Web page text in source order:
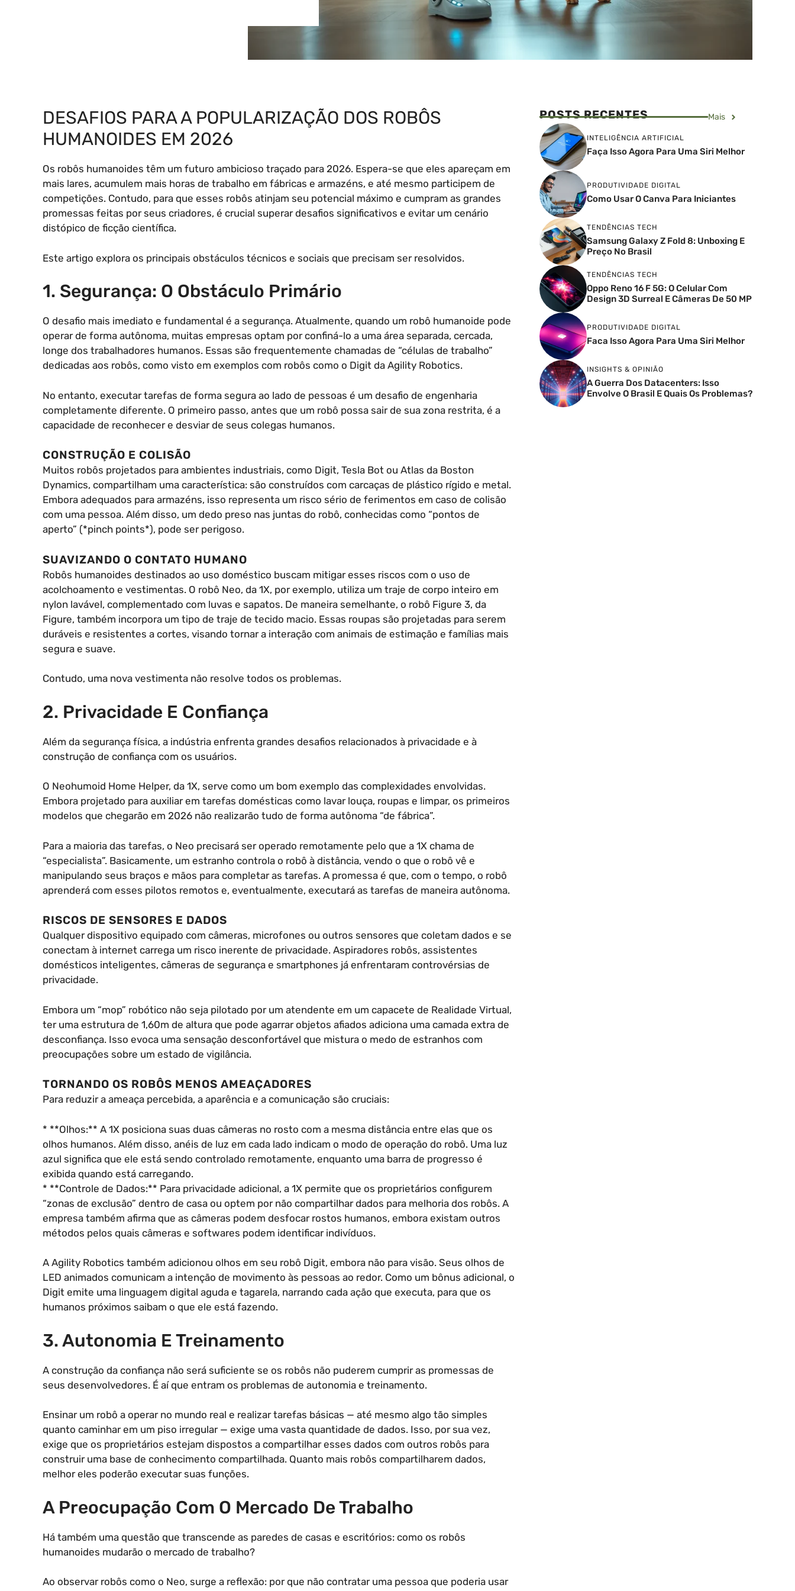
DESAFIOS PARA A POPULARIZAÇÃO DOS ROBÔS
HUMANOIDES EM 2026
Os robôs humanoides têm um futuro ambicioso traçado para 2026. Espera-se que eles apareçam em
mais lares, acumulem mais horas de trabalho em fábricas e armazéns, e até mesmo participem de
competições. Contudo, para que esses robôs atinjam seu potencial máximo e cumpram as grandes
promessas feitas por seus criadores, é crucial superar desafios significativos e evitar um cenário
distópico de ficção científica.
Este artigo explora os principais obstáculos técnicos e sociais que precisam ser resolvidos.
1. Segurança: O Obstáculo Primário
O desafio mais imediato e fundamental é a segurança. Atualmente, quando um robô humanoide pode
operar de forma autônoma, muitas empresas optam por confiná-lo a uma área separada, cercada,
longe dos trabalhadores humanos. Essas são frequentemente chamadas de “células de trabalho”
dedicadas aos robôs, como visto em exemplos com robôs como o Digit da Agility Robotics.
No entanto, executar tarefas de forma segura ao lado de pessoas é um desafio de engenharia
completamente diferente. O primeiro passo, antes que um robô possa sair de sua zona restrita, é a
capacidade de reconhecer e desviar de seus colegas humanos.
CONSTRUÇÃO E COLISÃO
Muitos robôs projetados para ambientes industriais, como Digit, Tesla Bot ou Atlas da Boston
Dynamics, compartilham uma característica: são construídos com carcaças de plástico rígido e metal.
Embora adequados para armazéns, isso representa um risco sério de ferimentos em caso de colisão
com uma pessoa. Além disso, um dedo preso nas juntas do robô, conhecidas como “pontos de
aperto” (*pinch points*), pode ser perigoso.
SUAVIZANDO O CONTATO HUMANO
Robôs humanoides destinados ao uso doméstico buscam mitigar esses riscos com o uso de
acolchoamento e vestimentas. O robô Neo, da 1X, por exemplo, utiliza um traje de corpo inteiro em
nylon lavável, complementado com luvas e sapatos. De maneira semelhante, o robô Figure 3, da
Figure, também incorpora um tipo de traje de tecido macio. Essas roupas são projetadas para serem
duráveis e resistentes a cortes, visando tornar a interação com animais de estimação e famílias mais
segura e suave.
Contudo, uma nova vestimenta não resolve todos os problemas.
2. Privacidade E Confiança
Além da segurança física, a indústria enfrenta grandes desafios relacionados à privacidade e à
construção de confiança com os usuários.
O Neohumoid Home Helper, da 1X, serve como um bom exemplo das complexidades envolvidas.
Embora projetado para auxiliar em tarefas domésticas como lavar louça, roupas e limpar, os primeiros
modelos que chegarão em 2026 não realizarão tudo de forma autônoma “de fábrica”.
Para a maioria das tarefas, o Neo precisará ser operado remotamente pelo que a 1X chama de
“especialista”. Basicamente, um estranho controla o robô à distância, vendo o que o robô vê e
manipulando seus braços e mãos para completar as tarefas. A promessa é que, com o tempo, o robô
aprenderá com esses pilotos remotos e, eventualmente, executará as tarefas de maneira autônoma.
RISCOS DE SENSORES E DADOS
Qualquer dispositivo equipado com câmeras, microfones ou outros sensores que coletam dados e se
conectam à internet carrega um risco inerente de privacidade. Aspiradores robôs, assistentes
domésticos inteligentes, câmeras de segurança e smartphones já enfrentaram controvérsias de
privacidade.
Embora um “mop” robótico não seja pilotado por um atendente em um capacete de Realidade Virtual,
ter uma estrutura de 1,60m de altura que pode agarrar objetos afiados adiciona uma camada extra de
desconfiança. Isso evoca uma sensação desconfortável que mistura o medo de estranhos com
preocupações sobre um estado de vigilância.
TORNANDO OS ROBÔS MENOS AMEAÇADORES
Para reduzir a ameaça percebida, a aparência e a comunicação são cruciais:
* **Olhos:** A 1X posiciona suas duas câmeras no rosto com a mesma distância entre elas que os
olhos humanos. Além disso, anéis de luz em cada lado indicam o modo de operação do robô. Uma luz
azul significa que ele está sendo controlado remotamente, enquanto uma barra de progresso é
exibida quando está carregando.
* **Controle de Dados:** Para privacidade adicional, a 1X permite que os proprietários configurem
“zonas de exclusão” dentro de casa ou optem por não compartilhar dados para melhoria dos robôs. A
empresa também afirma que as câmeras podem desfocar rostos humanos, embora existam outros
métodos pelos quais câmeras e softwares podem identificar indivíduos.
A Agility Robotics também adicionou olhos em seu robô Digit, embora não para visão. Seus olhos de
LED animados comunicam a intenção de movimento às pessoas ao redor. Como um bônus adicional, o
Digit emite uma linguagem digital aguda e tagarela, narrando cada ação que executa, para que os
humanos próximos saibam o que ele está fazendo.
3. Autonomia E Treinamento
A construção da confiança não será suficiente se os robôs não puderem cumprir as promessas de
seus desenvolvedores. É aí que entram os problemas de autonomia e treinamento.
Ensinar um robô a operar no mundo real e realizar tarefas básicas — até mesmo algo tão simples
quanto caminhar em um piso irregular — exige uma vasta quantidade de dados. Isso, por sua vez,
exige que os proprietários estejam dispostos a compartilhar esses dados com outros robôs para
construir uma base de conhecimento compartilhada. Quanto mais robôs compartilharem dados,
melhor eles poderão executar suas funções.
A Preocupação Com O Mercado De Trabalho
Há também uma questão que transcende as paredes de casas e escritórios: como os robôs
humanoides mudarão o mercado de trabalho?
Ao observar robôs como o Neo, surge a reflexão: por que não contratar uma pessoa que poderia usar
POSTS RECENTES Mais
INTELIGÊNCIA ARTIFICIAL
Faça Isso Agora Para Uma Siri Melhor
PRODUTIVIDADE DIGITAL
Como Usar O Canva Para Iniciantes
TENDÊNCIAS TECH
Samsung Galaxy Z Fold 8: Unboxing E
Preço No Brasil
TENDÊNCIAS TECH
Oppo Reno 16 F 5G: O Celular Com
Design 3D Surreal E Câmeras De 50 MP
PRODUTIVIDADE DIGITAL
Faca Isso Agora Para Uma Siri Melhor
INSIGHTS & OPINIÃO
A Guerra Dos Datacenters: Isso
Envolve O Brasil E Quais Os Problemas?